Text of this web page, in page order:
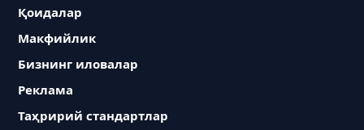
Қоидалар
Макфийлик
Бизнинг иловалар
Реклама
Таҳририй стандартлар